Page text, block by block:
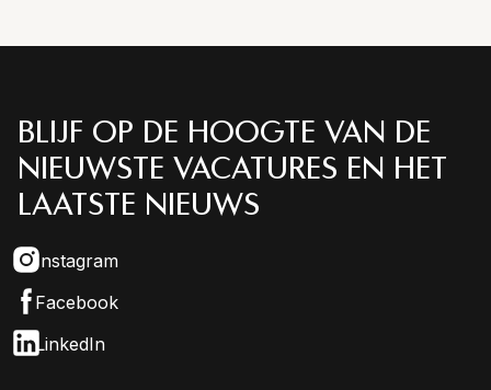
BLIJF OP DE HOOGTE VAN DE
NIEUWSTE VACATURES EN HET
LAATSTE NIEUWS
Instagram
Facebook
LinkedIn